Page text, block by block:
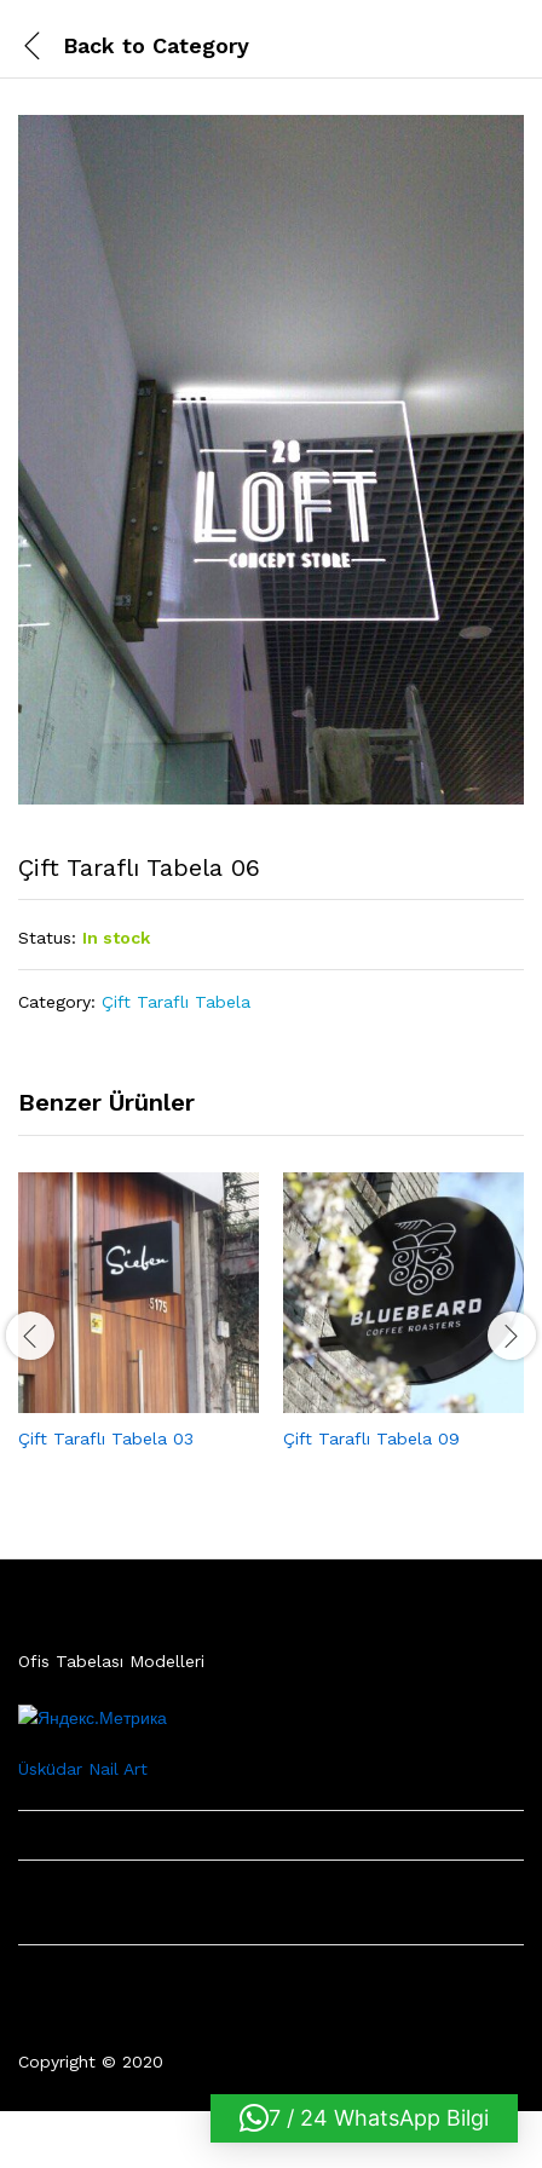
Back to Category
Çift Taraflı Tabela 06
Status: In stock
Category: Çift Taraflı Tabela
Benzer Ürünler
Çift Taraflı Tabela 03 Çift Taraflı Tabela 09
Ofis Tabelası Modelleri
Üsküdar Nail Art
Copyright © 2020
7 / 24 WhatsApp Bilgi